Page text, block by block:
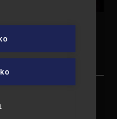
na simuláciu
no aj na